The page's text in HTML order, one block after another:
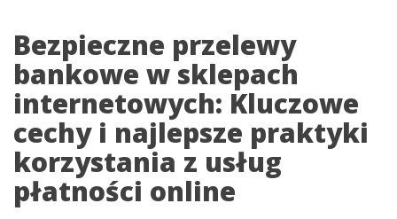
Bezpieczne przelewy
bankowe w sklepach
internetowych: Kluczowe
cechy i najlepsze praktyki
korzystania z usług
płatności online